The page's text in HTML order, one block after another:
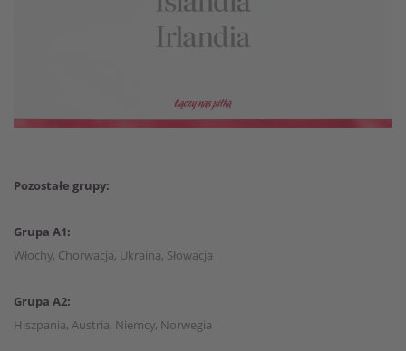
Pozostałe grupy:
Grupa A1:
Włochy, Chorwacja, Ukraina, Słowacja
Grupa A2:
Hiszpania, Austria, Niemcy, Norwegia